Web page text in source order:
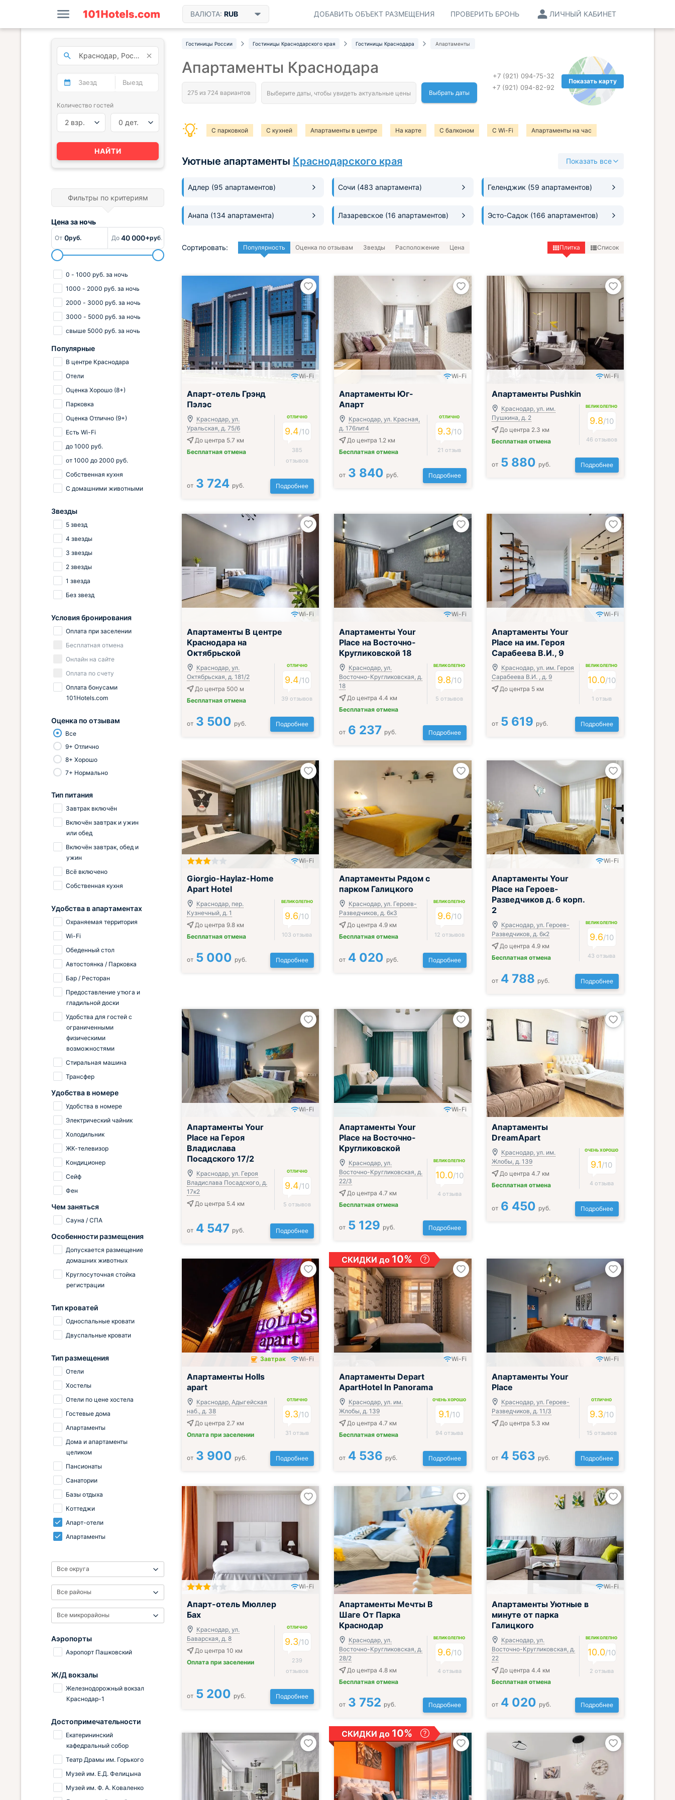
ВАЛЮТА: RUB ЛИЧНЫЙ КАБИНЕТ
ПРОВЕРИТЬ БРОНЬ
ДОБАВИТЬ ОБЪЕКТ РАЗМЕЩЕНИЯ
Гостиницы России Гостиницы Краснодарского края Гостиницы Краснодара Апартаменты
Показать карту
+7 (921) 094-75-32
+7 (921) 094-82-92
Апартаменты Краснодара
Выбрать даты
С парковкой С кухней Апартаменты в центре На карте С балконом С Wi-Fi Апартаменты на час
Уютные апартаменты Краснодарского края Показать все
Адлер (95 апартаментов) Сочи (483 апартамента) Геленджик (59 апартаментов)
Анапа (134 апартамента) Лазаревское (16 апартаментов) Эсто-Садок (166 апартаментов)
Сортировать: Популярность Оценка по отзывам Звезды Расположение Цена Плитка Список
Wi-Fi
Апарт-отель Грэнд
Пэлэс
Краснодар, ул.
Уральская, д. 75/6
До центра 5.7 км
Бесплатная отмена
ОТЛИЧНО
9.4/10
385
отзывов
от 3 724 руб. Подробнее
Wi-Fi
Апартаменты Юг-
Апарт
Краснодар, ул. Красная,
д. 176лит4
До центра 1.2 км
Бесплатная отмена
ОТЛИЧНО
9.3/10
21 отзыв
от 3 840 руб. Подробнее
Wi-Fi
Апартаменты Pushkin
Краснодар, ул. им.
Пушкина, д. 2
До центра 2.3 км
Бесплатная отмена
ВЕЛИКОЛЕПНО
9.8/10
46 отзывов
от 5 880 руб. Подробнее
Wi-Fi
Апартаменты В центре
Краснодара на
Октябрьской
Краснодар, ул.
Октябрьская, д. 181/2
До центра 500 м
Бесплатная отмена
ОТЛИЧНО
9.4/10
39 отзывов
от 3 500 руб. Подробнее
Wi-Fi
Апартаменты Your
Place на Восточно-
Кругликовской 18
Краснодар, ул.
Восточно-Кругликовская, д.
18
До центра 4.4 км
Бесплатная отмена
ВЕЛИКОЛЕПНО
9.8/10
5 отзывов
от 6 237 руб. Подробнее
Wi-Fi
Апартаменты Your
Place на им. Героя
Сарабеева В.И., 9
Краснодар, ул. им. Героя
Сарабеева В.И. , д. 9
До центра 5 км
ВЕЛИКОЛЕПНО
10.0/10
1 отзыв
от 5 619 руб. Подробнее
Wi-Fi
Giorgio-Haylaz-Home
Apart Hotel
Краснодар, пер.
Кузнечный, д. 1
До центра 9.8 км
Бесплатная отмена
ВЕЛИКОЛЕПНО
9.6/10
103 отзыва
от 5 000 руб. Подробнее
Апартаменты Рядом с
парком Галицкого
Краснодар, ул. Героев-
Разведчиков, д. 6к3
До центра 4.9 км
Бесплатная отмена
ВЕЛИКОЛЕПНО
9.6/10
12 отзывов
от 4 020 руб. Подробнее
Wi-Fi
Апартаменты Your
Place на Героев-
Разведчиков д. 6 корп.
2
Краснодар, ул. Героев-
Разведчиков, д. 6к2
До центра 4.9 км
Бесплатная отмена
ВЕЛИКОЛЕПНО
9.6/10
43 отзыва
от 4 788 руб. Подробнее
Wi-Fi
Апартаменты Your
Place на Героя
Владислава
Посадского 17/2
Краснодар, ул. Героя
Владислава Посадского, д.
17к2
До центра 5.4 км
ОТЛИЧНО
9.4/10
5 отзывов
от 4 547 руб. Подробнее
Wi-Fi
Апартаменты Your
Place на Восточно-
Кругликовской
Краснодар, ул.
Восточно-Кругликовская, д.
22/3
До центра 4.7 км
Бесплатная отмена
ВЕЛИКОЛЕПНО
10.0/10
4 отзыва
от 5 129 руб. Подробнее
Апартаменты
DreamApart
Краснодар, ул. им.
Жлобы, д. 139
До центра 4.7 км
Бесплатная отмена
ОЧЕНЬ ХОРОШО
9.1/10
4 отзыва
от 6 450 руб. Подробнее
Завтрак включён
Завтрак Wi-Fi
Апартаменты Holls
apart
Краснодар, Адыгейская
наб., д. 38
До центра 2.7 км
Оплата при заселении
ОТЛИЧНО
9.3/10
31 отзыв
от 3 900 руб. Подробнее
СКИДКИ до10%
Wi-Fi
Апартаменты Depart
ApartHotel In Panorama
Краснодар, ул. им.
Жлобы, д. 139
До центра 4.7 км
Бесплатная отмена
ОЧЕНЬ ХОРОШО
9.1/10
94 отзыва
от 4 536 руб. Подробнее
Wi-Fi
Апартаменты Your
Place
Краснодар, ул. Героев-
Разведчиков, д. 11/3
До центра 5.3 км
ОТЛИЧНО
9.3/10
15 отзывов
от 4 563 руб. Подробнее
Wi-Fi
Апарт-отель Мюллер
Бах
Краснодар, ул.
Баварская, д. 8
До центра 10 км
Оплата при заселении
ОТЛИЧНО
9.3/10
239
отзывов
от 5 200 руб. Подробнее
Апартаменты Мечты В
Шаге От Парка
Краснодар
Краснодар, ул.
Восточно-Кругликовская, д.
28/2
До центра 4.8 км
Бесплатная отмена
ВЕЛИКОЛЕПНО
9.6/10
4 отзыва
от 3 752 руб. Подробнее
Wi-Fi
Апартаменты Уютные в
минуте от парка
Галицкого
Краснодар, ул.
Восточно-Кругликовская, д.
22
До центра 4.4 км
Бесплатная отмена
ВЕЛИКОЛЕПНО
10.0/10
2 отзыва
от 4 020 руб. Подробнее
СКИДКИ до10%
Количество гостей
2 взр. 0 дет.
НАЙТИ
Фильтры по критериям
Цена заночь
От 0руб. До 40 000+руб.
0 - 1000 руб. за ночь
1000 - 2000 руб. за ночь
2000 - 3000 руб. за ночь
3000 - 5000 руб. за ночь
свыше 5000 руб. за ночь
Популярные
В центре Краснодара
Отели
Оценка Хорошо (8+)
Парковка
Оценка Отлично (9+)
Есть Wi-Fi
до 1000 руб.
от 1000 до 2000 руб.
Собственная кухня
С домашними животными
Звезды
5 звезд
4 звезды
3 звезды
2 звезды
1 звезда
Без звезд
Условия бронирования
Оплата при заселении
Бесплатная отмена
Онлайн на сайте
Оплата по счету
Оплата бонусами
101Hotels.com
Оценка по отзывам
Все
9+ Отлично
8+ Хорошо
7+ Нормально
Тип питания
Завтрак включён
Включён завтрак и ужин
или обед
Включён завтрак, обед и
ужин
Всё включено
Собственная кухня
Удобства в апартаментах
Охраняемая территория
Wi-Fi
Обеденный стол
Автостоянка / Парковка
Бар / Ресторан
Предоставление утюга и
гладильной доски
Удобства для гостей с
ограниченными
физическими
возможностями
Стиральная машина
Трансфер
Удобства в номере
Удобства в номере
Электрический чайник
Холодильник
ЖК-телевизор
Кондиционер
Сейф
Фен
Чем заняться
Сауна / СПА
Особенности размещения
Допускается размещение
домашних животных
Круглосуточная стойка
регистрации
Тип кроватей
Односпальные кровати
Двуспальные кровати
Тип размещения
Отели
Хостелы
Отели по цене хостела
Гостевые дома
Апартаменты
Дома и апартаменты
целиком
Пансионаты
Санатории
Базы отдыха
Коттеджи
Апарт-отели
Апартаменты
Все округа
Все районы
Все микрорайоны
Аэропорты
Аэропорт Пашковский
Ж/Д вокзалы
Железнодорожный вокзал
Краснодар-1
Достопримечательности
Екатерининский
кафедральный собор
Театр Драмы им. Горького
Музей им. Е.Д. Фелицына
Музей им. Ф. А. Коваленко